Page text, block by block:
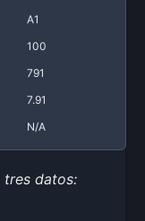
A1
100
791
7.91
N/A
tres datos: